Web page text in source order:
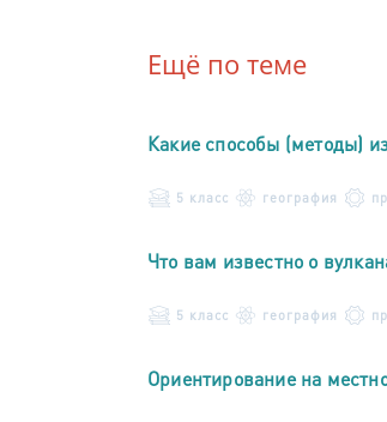
Ещё по теме
Какие способы (методы)
5 класс география
Что вам известно о
5 класс география
Ориентирование на